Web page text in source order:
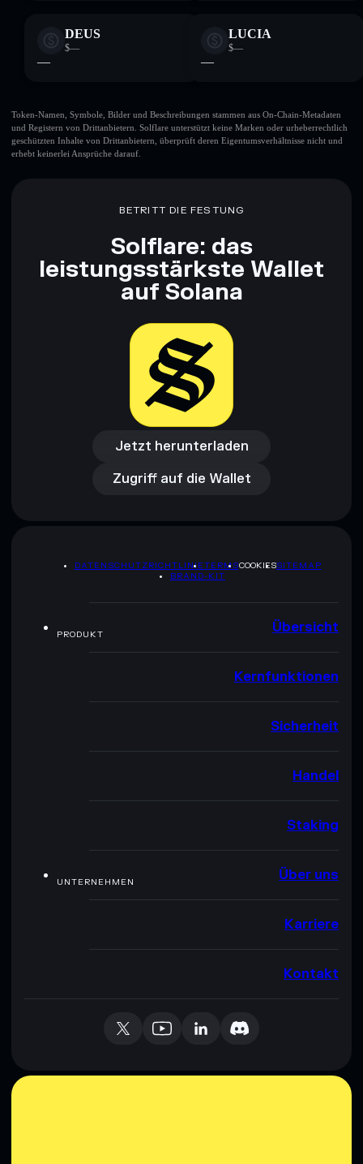
DEUS
$—
—
LUCIA
$—
—
Token-Namen, Symbole, Bilder und Beschreibungen stammen aus On-Chain-Metadaten
und Registern von Drittanbietern. Solflare unterstützt keine Marken oder urheberrechtlich
geschützten Inhalte von Drittanbietern, überprüft deren Eigentumsverhältnisse nicht und
erhebt keinerlei Ansprüche darauf.
BETRITT DIE FESTUNG
Solflare: das
leistungsstärkste Wallet
auf Solana
Jetzt herunterladen
Jetzt herunterladen
Zugriff auf die Wallet
Zugriff auf die Wallet
DATENSCHUTZRICHTLINIETERMSCOOKIESSITEMAP
BRAND-KIT
PRODUKT Übersicht
Kernfunktionen
Sicherheit
Handel
Staking
UNTERNEHMEN Über uns
Karriere
Kontakt